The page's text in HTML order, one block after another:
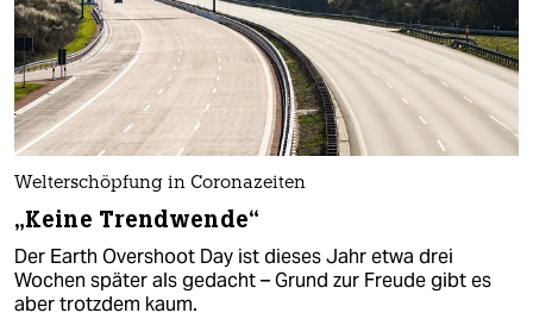
Welterschöpfung in Coronazeiten
„Keine Trendwende“
Der Earth Overshoot Day ist dieses Jahr etwa drei
Wochen später als gedacht – Grund zur Freude gibt es
aber trotzdem kaum.